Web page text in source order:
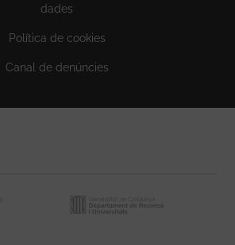
dades
Política de cookies
Canal de denúncies